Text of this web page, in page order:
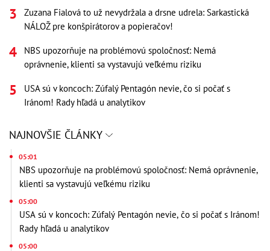
Zuzana Fialová to už nevydržala a drsne udrela: Sarkastická
NÁLOŽ pre konšpirátorov a popieračov!
NBS upozorňuje na problémovú spoločnosť: Nemá
oprávnenie, klienti sa vystavujú veľkému riziku
USA sú v koncoch: Zúfalý Pentagón nevie, čo si počať s
Iránom! Rady hľadá u analytikov
NAJNOVŠIE ČLÁNKY
05:01
NBS upozorňuje na problémovú spoločnosť: Nemá oprávnenie,
klienti sa vystavujú veľkému riziku
05:00
USA sú v koncoch: Zúfalý Pentagón nevie, čo si počať s Iránom!
Rady hľadá u analytikov
05:00